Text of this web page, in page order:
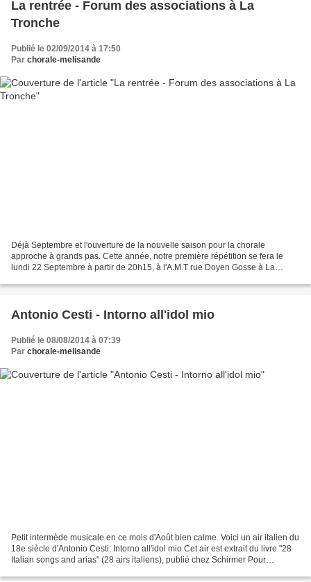
La rentrée - Forum des associations à La
Tronche
Publié le 02/09/2014 à 17:50
Par chorale-melisande
Déjà Septembre et l'ouverture de la nouvelle saison pour la chorale
approche à grands pas. Cette année, notre première répétition se fera le
lundi 22 Septembre à partir de 20h15, à l'A.M.T rue Doyen Gosse à La
Antonio Cesti - Intorno all'idol mio
Publié le 08/08/2014 à 07:39
Par chorale-melisande
Petit intermède musicale en ce mois d'Août bien calme. Voici un air italien du
18e siècle d'Antonio Cesti: Intorno all'idol mio Cet air est extrait du livre "28
Italian songs and arias" (28 airs italiens), publié chez Schirmer Pour